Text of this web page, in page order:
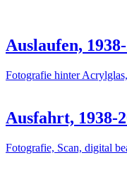
Auslaufen,
Fotografie hinter
Ausfahrt, 1938-
Fotografie, Scan, digital